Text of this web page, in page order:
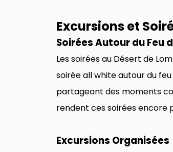
Excursions et
Soirées Autour du Feu
Les soirées au Désert de
soirée all white autour du
partageant des moments
rendent ces soirées encore
Excursions Organisées